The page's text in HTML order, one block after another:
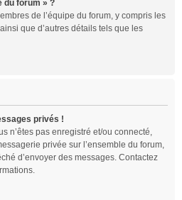
du forum » ?
de l’équipe du forum, y compris les
que d’autres détails tels que les
privés !
n’êtes pas enregistré et/ou connecté,
privée sur l’ensemble du forum,
d’envoyer des messages. Contactez